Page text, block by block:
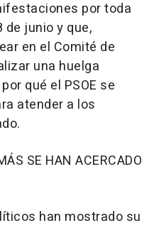
por toda
de junio y que,
en el Comité de
una huelga
qué el PSOE se
atender a los
SE HAN ACERCADO
han mostrado su